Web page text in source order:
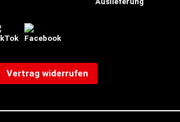
Vertrag widerrufen